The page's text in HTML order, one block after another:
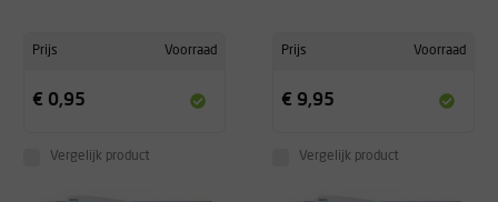
Prijs Voorraad
€ 0,95
Vergelijk product
Prijs Voorraad
€ 9,95
Vergelijk product